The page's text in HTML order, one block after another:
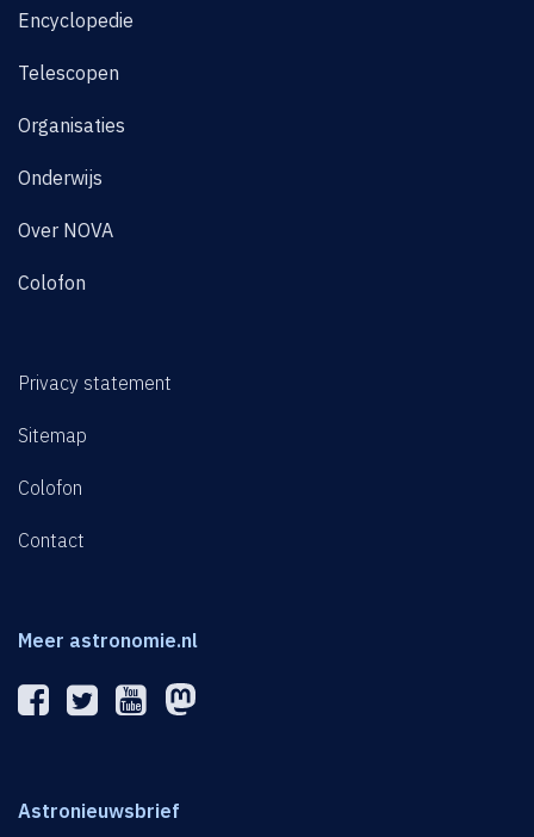
Encyclopedie
Telescopen
Organisaties
Onderwijs
Over NOVA
Colofon
Privacy statement
Sitemap
Colofon
Contact
Meer astronomie.nl
Astronieuwsbrief